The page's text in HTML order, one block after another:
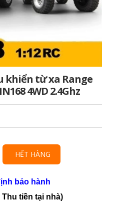
khiển từ xa Range
4WD 2.4Ghz
HẾT HÀNG
bảo hành
tiền tại nhà)